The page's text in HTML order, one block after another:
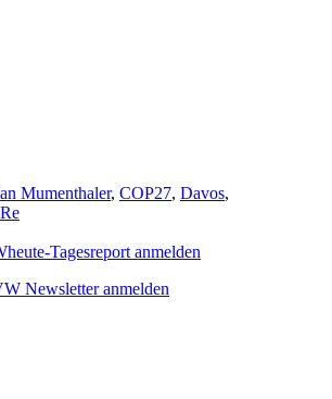
Mumenthaler, COP27, Davos,